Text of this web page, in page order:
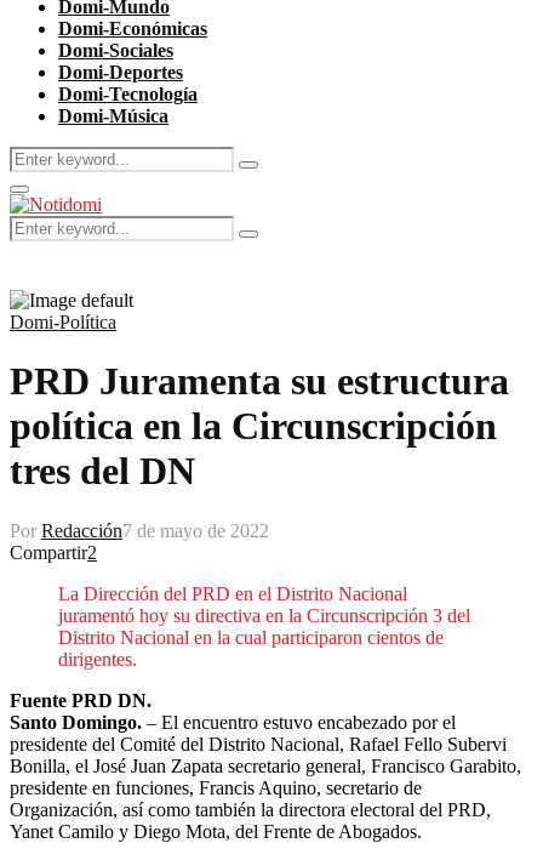
Domi-Mundo
Domi-Económicas
Domi-Sociales
Domi-Deportes
Domi-Tecnología
Domi-Música
Search
for:
Search
Primary
Menu
Search
for:
Search
Domi-Política
PRD Juramenta su estructura
política en la Circunscripción
tres del DN
Por Redacción7 de mayo de 2022
Compartir2
La Dirección del PRD en el Distrito Nacional
juramentó hoy su directiva en la Circunscripción 3 del
Distrito Nacional en la cual participaron cientos de
dirigentes.
Fuente PRD DN.
Santo Domingo. – El encuentro estuvo encabezado por el
presidente del Comité del Distrito Nacional, Rafael Fello Subervi
Bonilla, el José Juan Zapata secretario general, Francisco Garabito,
presidente en funciones, Francis Aquino, secretario de
Organización, así como también la directora electoral del PRD,
Yanet Camilo y Diego Mota, del Frente de Abogados.